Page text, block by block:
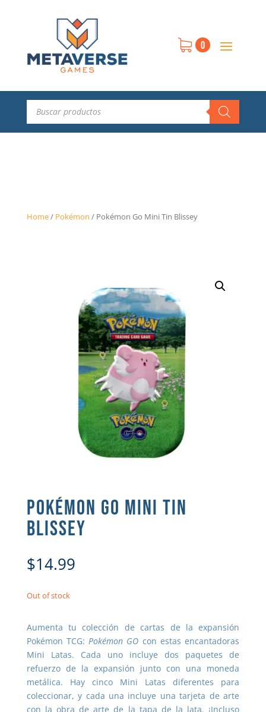
0
Búsqueda
productos
Home/ Pokémon / Pokémon Go Mini Tin Blissey
POKÉMON GO MINI TIN
BLISSEY
$14.99
Out of stock
Aumenta tu colección de cartas de la expansión
Pokémon TCG:Pokémon GO con estas encantadoras
Mini Latas. Cada uno incluye dos paquetes de
refuerzo de la expansión junto con una moneda
metálica. Hay cinco Mini Latas diferentes para
coleccionar, y cada una incluye una tarjeta de arte
con la obra de arte de la tapa de la lata. ¡Incluso